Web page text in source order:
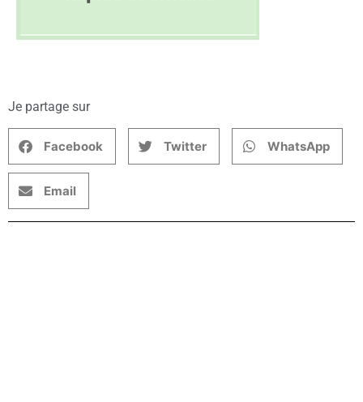
Je partage sur
Facebook Twitter WhatsApp
Email